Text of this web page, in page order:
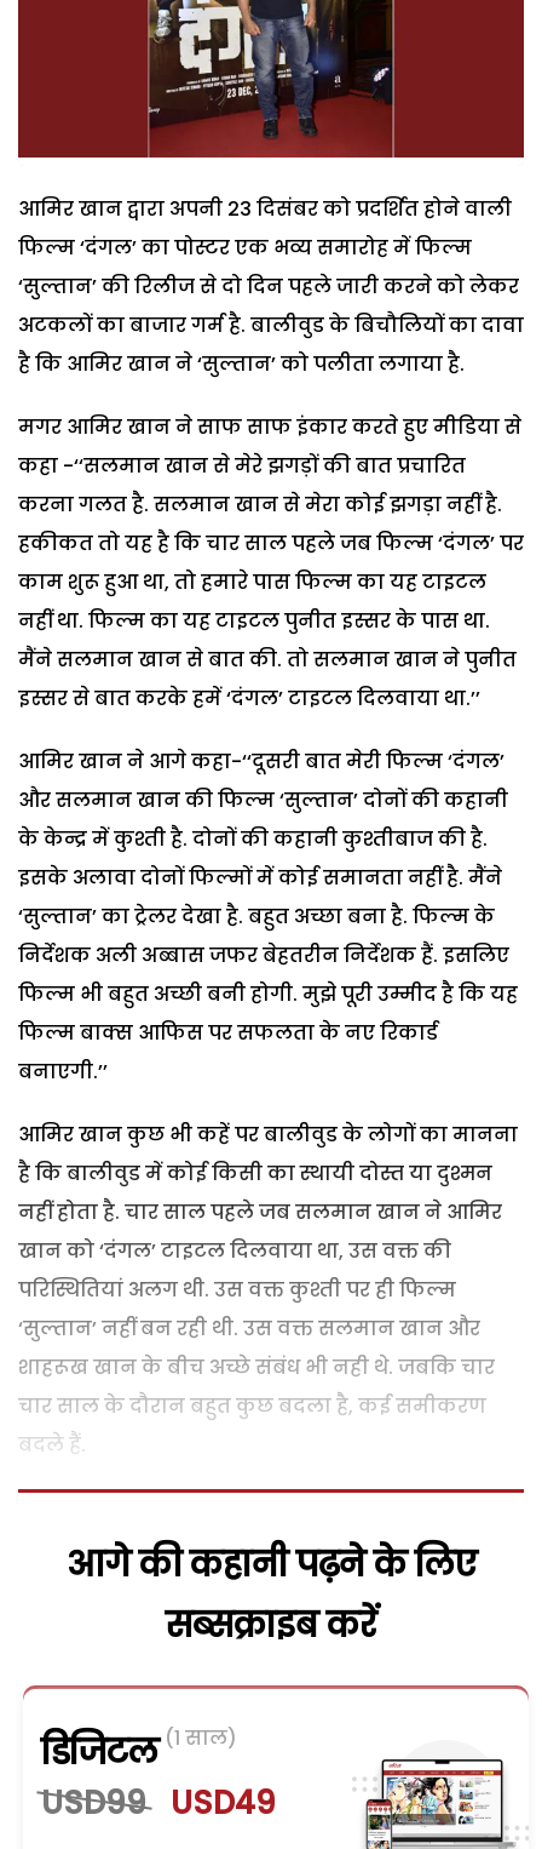
आमिर खान द्वारा अपनी 23 दिसंबर को प्रदर्शित होने वाली
फिल्म ‘दंगल’ का पोस्टर एक भव्य समारोह में फिल्म
‘सुल्तान’ की रिलीज से दो दिन पहले जारी करने को लेकर
अटकलों का बाजार गर्म है. बालीवुड के बिचौलियों का दावा
है कि आमिर खान ने ‘सुल्तान’ को पलीता लगाया है.
मगर आमिर खान ने साफ साफ इंकार करते हुए मीडिया से
कहा -‘‘सलमान खान से मेरे झगड़ों की बात प्रचारित
करना गलत है. सलमान खान से मेरा कोई झगड़ा नहीं है.
हकीकत तो यह है कि चार साल पहले जब फिल्म ‘दंगल’ पर
काम शुरू हुआ था, तो हमारे पास फिल्म का यह टाइटल
नहीं था. फिल्म का यह टाइटल पुनीत इस्सर के पास था.
मैंने सलमान खान से बात की. तो सलमान खान ने पुनीत
इस्सर से बात करके हमें ‘दंगल’ टाइटल दिलवाया था.’’
आमिर खान ने आगे कहा-‘‘दूसरी बात मेरी फिल्म ‘दंगल’
और सलमान खान की फिल्म ‘सुल्तान’ दोनों की कहानी
के केन्द्र में कुश्ती है. दोनों की कहानी कुश्तीबाज की है.
इसके अलावा दोनों फिल्मों में कोई समानता नहीं है. मैंने
‘सुल्तान’ का ट्रेलर देखा है. बहुत अच्छा बना है. फिल्म के
निर्देशक अली अब्बास जफर बेहतरीन निर्देशक हैं. इसलिए
फिल्म भी बहुत अच्छी बनी होगी. मुझे पूरी उम्मीद है कि यह
फिल्म बाक्स आफिस पर सफलता के नए रिकार्ड
बनाएगी.’’
आमिर खान कुछ भी कहें पर बालीवुड के लोगों का मानना
है कि बालीवुड में कोई किसी का स्थायी दोस्त या दुश्मन
नहीं होता है. चार साल पहले जब सलमान खान ने आमिर
खान को ‘दंगल’ टाइटल दिलवाया था, उस वक्त की
परिस्थितियां अलग थी. उस वक्त कुश्ती पर ही फिल्म
‘सुल्तान’ नहीं बन रही थी. उस वक्त सलमान खान और
शाहरूख खान के बीच अच्छे संबंध भी नही थे. जबकि चार
चार साल के दौरान बहुत कुछ बदला है, कई समीकरण
बदले हैं.
आगे की कहानी पढ़ने के लिए
सब्सक्राइब करें
डिजिटल (1 साल)
USD99 USD49